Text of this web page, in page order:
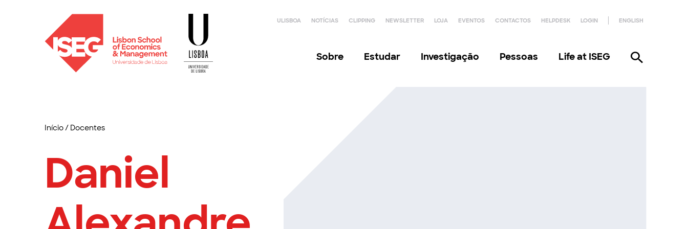
ULISBOA NOTÍCIAS CLIPPING NEWSLETTER LOJA EVENTOS CONTACTOS HELPDESK LOGIN ENGLISH
Sobre Estudar Investigação Pessoas Life at ISEG
Início/ Docentes
Daniel